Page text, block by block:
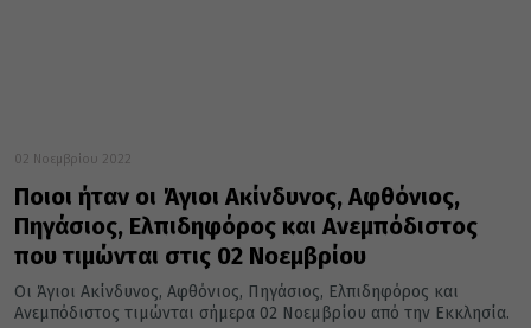
02 Νοεμβρίου 2022
Ποιοι ήταν οι Άγιοι Ακίνδυνος, Αφθόνιος,
Πηγάσιος, Ελπιδηφόρος και Ανεμπόδιστος
που τιμώνται στις 02 Νοεμβρίου
Οι Άγιοι Ακίνδυνος, Αφθόνιος, Πηγάσιος, Ελπιδηφόρος και
Ανεμπόδιστος τιμώνται σήμερα 02 Νοεμβρίου από την Εκκλησία.